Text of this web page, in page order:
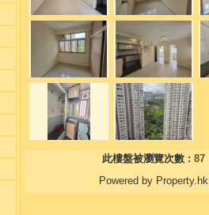
此樓盤被瀏覽次數 : 87
Powered by Property.hk